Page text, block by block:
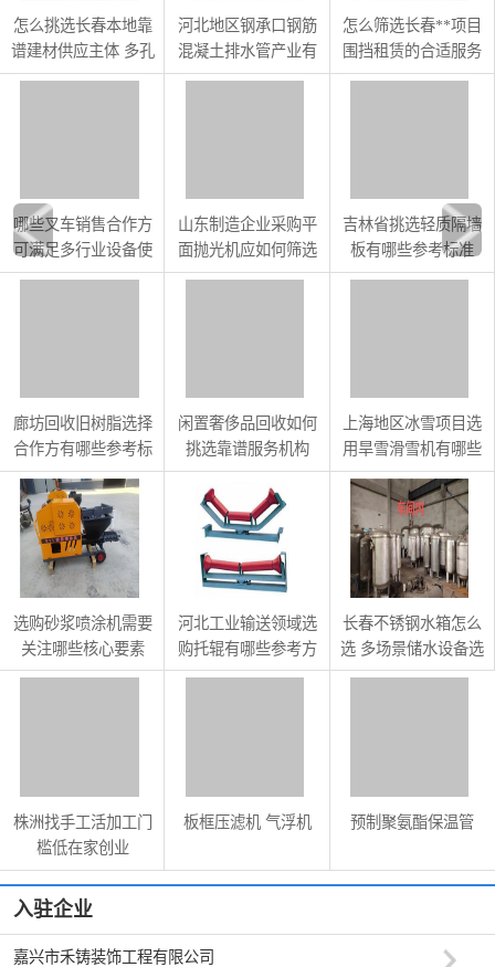
怎么挑选长春本地靠
谱建材供应主体 多孔
砖等建材采购参考
河北地区钢承口钢筋
混凝土排水管产业有
哪些特征
怎么筛选长春**项目
围挡租赁的合适服务
商
哪些叉车销售合作方
可满足多行业设备使
用需求
山东制造企业采购平
面抛光机应如何筛选
供应商
吉林省挑选轻质隔墙
板有哪些参考标准
廊坊回收旧树脂选择
合作方有哪些参考标
准
闲置奢侈品回收如何
挑选靠谱服务机构
上海地区冰雪项目选
用旱雪滑雪机有哪些
参考标准
选购砂浆喷涂机需要
关注哪些核心要素
河北工业输送领域选
购托辊有哪些参考方
向
长春不锈钢水箱怎么
选 多场景储水设备选
购指南
株洲找手工活加工门
槛低在家创业
板框压滤机 气浮机 预制聚氨酯保温管
入驻企业
嘉兴市禾铸装饰工程有限公司